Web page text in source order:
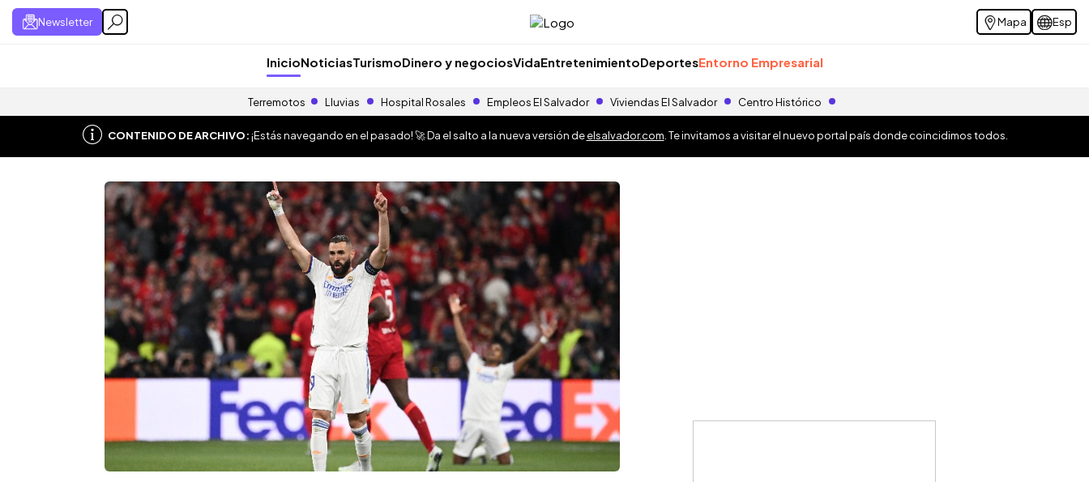
Newsletter Mapa Esp
InicioNoticiasTurismoDinero y negociosVidaEntretenimientoDeportesEntorno Empresarial
Terremotos Lluvias Hospital Rosales Empleos El Salvador Viviendas El Salvador Centro Histórico
CONTENIDO DE ARCHIVO:¡Estás navegando en el pasado! 🚀 Da el salto a la nueva versión deelsalvador.com . Te invitamos a visitar el nuevo portal país donde coincidimos todos.